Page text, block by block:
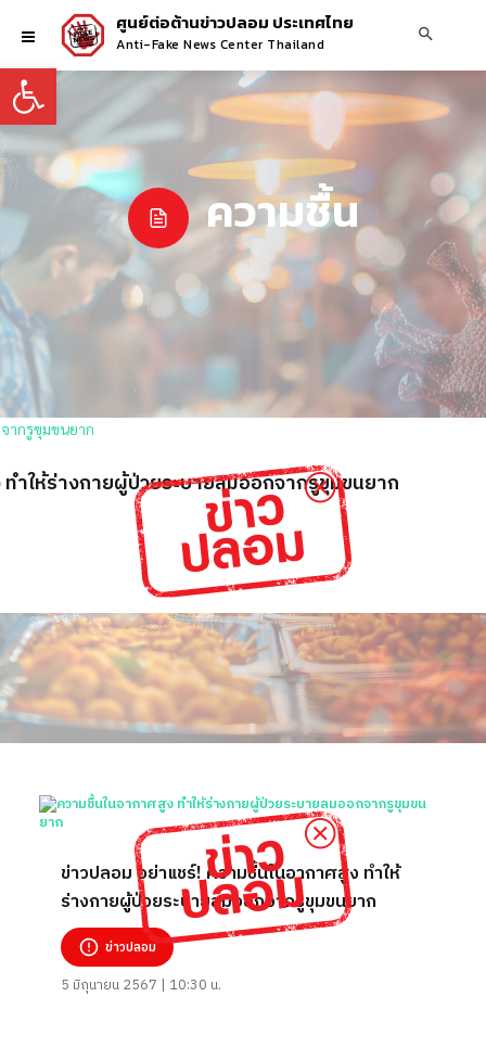
Open toolbar
ศูนย์ต่อต้านข่าวปลอม ประเทศไทย
Anti-Fake News Center Thailand
ความชื้น
ำให้ร่างกายผู้ป่วยระบายลมออกจากรูขุมขนยาก
ข่าวปลอม อย่าแชร์! ความชื้นในอากาศสูง ทำให้
ร่างกายผู้ป่วยระบายลมออกจากรูขุมขนยาก
ข่าวปลอม
5 มิถุนายน 2567 | 10:30 น.